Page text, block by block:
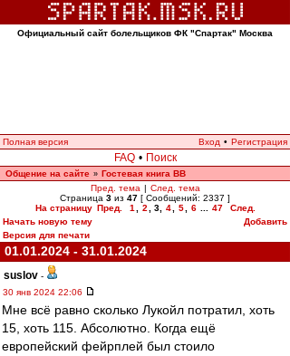
Официальный сайт болельщиков ФК "Спартак" Москва
Полная версия Вход • Регистрация
FAQ • Поиск
Общение на сайте » Гостевая книга ВВ
Пред. тема | След. тема
Страница 3 из 47 [ Сообщений: 2337 ]
На страницу Пред. 1 2 3, 4 5 6 47
След.
Начать новую тему
Добавить
Версия для печати
01.01.2024 - 31.01.2024
suslov -
30 янв 2024 22:06
Мне всё равно сколько Лукойл потратил, хоть
15, хоть 115. Абсолютно. Когда ещё
европейский фейрплей был стоило